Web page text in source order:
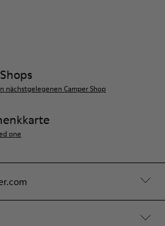
nächstgelegenen Camper Shop
one